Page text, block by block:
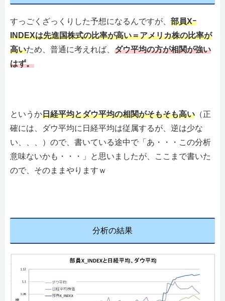
すっごくざっくりした予想になるんですが、 部員Xｰ
INDEXは先進国株式の比率が高い＝アメリカ株の比率が
高いため、普通に考えれば、 ダウ平均の方が相関が強い
はず。
というか日経平均とダウ平均の相関がそもそも高い （正
確には、ダウ平均に日経平均は従属するが、逆は少な
い、、、）ので、書いている途中で「あ・・・この分析
意味ないかも・・・」と思いましたが、ここまで書いた
ので、そのままやりますｗ
分析の結果